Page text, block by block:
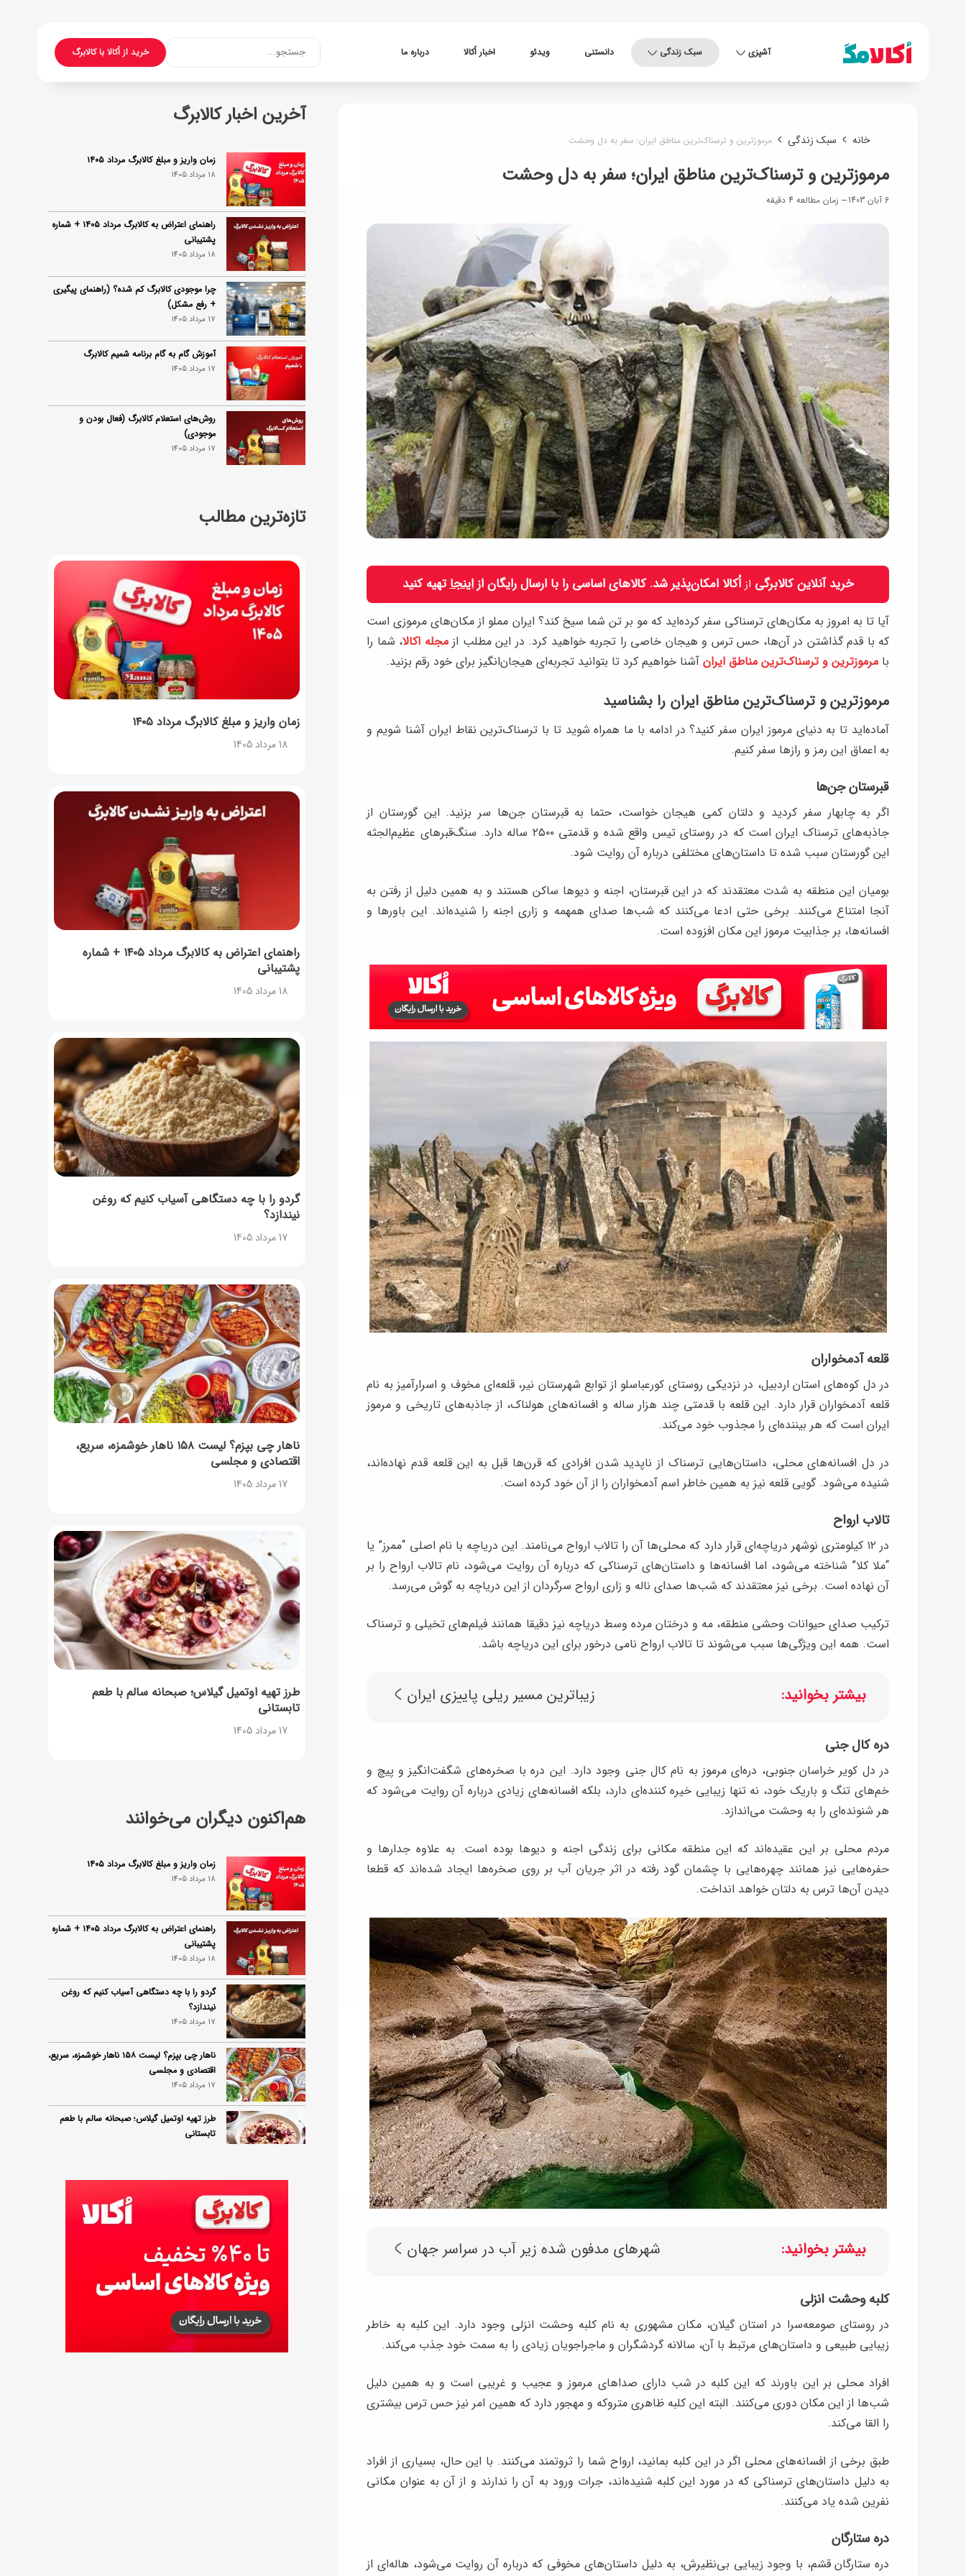
آشپزی سبک زندگی دانستنی ویدئو اخبار اُکالا درباره ما خرید از اُکالا با کالابرگجستجو...
خانه سبک زندگی مرموزترین و ترسناک‌ترین مناطق ایران؛ سفر به دل وحشت
مرموزترین و ترسناک‌ترین مناطق ایران؛ سفر به دل وحشت
6 آبان 1403 زمان مطالعه 4 دقیقه
خرید آنلاین کالابرگی ازاُکالا امکان‌پذیر شد. کالاهای اساسی را با ارسال رایگان ازاینجاتهیه کنید
آیا تا به امروز به مکان‌های ترسناکی سفر کرده‌اید که مو بر تن شما سیخ کند؟ ایران مملو از مکان‌های مرموزی است
که با قدم گذاشتن در آن‌ها، حس ترس و هیجان خاصی را تجربه خواهید کرد. در این مطلب ازمجله اکالا، شما را
با مرموزترین و ترسناک‌ترین مناطق ایران آشنا خواهیم کرد تا بتوانید تجربه‌ای هیجان‌انگیز برای خود رقم بزنید.
مرموزترین و ترسناک‌ترین مناطق ایران را بشناسید
آماده‌اید تا به دنیای مرموز ایران سفر کنید؟ در ادامه با ما همراه شوید تا با ترسناک‌ترین نقاط ایران آشنا شویم و
به اعماق این رمز و رازها سفر کنیم.
قبرستان جن‌ها
اگر به چابهار سفر کردید و دلتان کمی هیجان خواست، حتما به قبرستان جن‌ها سر بزنید. این گورستان از
جاذبه‌های ترسناک ایران است که در روستای تیس واقع شده و قدمتی ۲۵۰۰ ساله دارد. سنگ‌قبرهای عظیم‌الجثه
این گورستان سبب شده تا داستان‌های مختلفی درباره آن روایت شود.
بومیان این منطقه به شدت معتقدند که در این قبرستان، اجنه و دیوها ساکن هستند و به همین دلیل از رفتن به
آنجا امتناع می‌کنند. برخی حتی ادعا می‌کنند که شب‌ها صدای همهمه و زاری اجنه را شنیده‌اند. این باورها و
افسانه‌ها، بر جذابیت مرموز این مکان افزوده است.
قلعه آدمخواران
در دل کوه‌های استان اردبیل، در نزدیکی روستای کورعباسلو از توابع شهرستان نیر، قلعه‌ای مخوف و اسرارآمیز به نام
قلعه آدمخواران قرار دارد. این قلعه با قدمتی چند هزار ساله و افسانه‌های هولناک، از جاذبه‌های تاریخی و مرموز
ایران است که هر بیننده‌ای را مجذوب خود می‌کند.
در دل افسانه‌های محلی، داستان‌هایی ترسناک از ناپدید شدن افرادی که قرن‌ها قبل به این قلعه قدم نهاده‌اند،
شنیده می‌شود. گویی قلعه نیز به همین خاطر اسم آدمخواران را از آن خود کرده است.
تالاب ارواح
در ۱۲ کیلومتری نوشهر دریاچه‌ای قرار دارد که محلی‌ها آن را تالاب ارواح می‌نامند. این دریاچه با نام اصلی “ممرز” یا
“ملا کلا” شناخته می‌شود، اما افسانه‌ها و داستان‌های ترسناکی که درباره آن روایت می‌شود، نام تالاب ارواح را بر
آن نهاده است. برخی نیز معتقدند که شب‌ها صدای ناله و زاری ارواح سرگردان از این دریاچه به گوش می‌رسد.
ترکیب صدای حیوانات وحشی منطقه، مه و درختان مرده وسط دریاچه نیز دقیقا همانند فیلم‌های تخیلی و ترسناک
است. همه این ویژگی‌ها سبب می‌شوند تا تالاب ارواح نامی درخور برای این دریاچه باشد.
بیشتر بخوانید: زیباترین مسیر ریلی پاییزی ایران
دره کال جنی
در دل کویر خراسان جنوبی، دره‌ای مرموز به نام کال جنی وجود دارد. این دره با صخره‌های شگفت‌انگیز و پیچ و
خم‌های تنگ و باریک خود، نه تنها زیبایی خیره کننده‌ای دارد، بلکه افسانه‌های زیادی درباره آن روایت می‌شود که
هر شنونده‌ای را به وحشت می‌اندازد.
مردم محلی بر این عقیده‌اند که این منطقه مکانی برای زندگی اجنه و دیوها بوده است. به علاوه جدارها و
حفره‌هایی نیز همانند چهره‌هایی با چشمان گود رفته در اثر جریان آب بر روی صخره‌ها ایجاد شده‌اند که قطعا
دیدن آن‌ها ترس به دلتان خواهد انداخت.
بیشتر بخوانید: شهرهای مدفون شده زیر آب در سراسر جهان
کلبه وحشت انزلی
در روستای صومعه‌سرا در استان گیلان، مکان مشهوری به نام کلبه وحشت انزلی وجود دارد. این کلبه به خاطر
زیبایی طبیعی و داستان‌های مرتبط با آن، سالانه گردشگران و ماجراجویان زیادی را به سمت خود جذب می‌کند.
افراد محلی بر این باورند که این کلبه در شب دارای صداهای مرموز و عجیب و غریبی است و به همین دلیل
شب‌ها از این مکان دوری می‌کنند. البته این کلبه ظاهری متروکه و مهجور دارد که همین امر نیز حس ترس بیشتری
را القا می‌کند.
طبق برخی از افسانه‌های محلی اگر در این کلبه بمانید، ارواح شما را ثروتمند می‌کنند. با این حال، بسیاری از افراد
به دلیل داستان‌های ترسناکی که در مورد این کلبه شنیده‌اند، جرات ورود به آن را ندارند و از آن به عنوان مکانی
نفرین شده یاد می‌کنند.
دره ستارگان
دره ستارگان قشم، با وجود زیبایی بی‌نظیرش، به دلیل داستان‌های مخوفی که درباره آن روایت می‌شود، هاله‌ای از
آخرین اخبار کالابرگ
زمان واریز و مبلغ کالابرگ مرداد ۱۴۰۵
18 مرداد 1405
راهنمای اعتراض به کالابرگ مرداد ۱۴۰۵ + شماره
پشتیبانی
18 مرداد 1405
چرا موجودی کالابرگ کم شده؟ (راهنمای پیگیری
+ رفع مشکل)
17 مرداد 1405
آموزش گام به گام برنامه شمیم کالابرگ
17 مرداد 1405
روش‌های استعلام کالابرگ (فعال بودن و
موجودی)
17 مرداد 1405
تازه‌ترین مطالب
زمان واریز و مبلغ کالابرگ مرداد ۱۴۰۵
18 مرداد 1405
راهنمای اعتراض به کالابرگ مرداد ۱۴۰۵ + شماره
پشتیبانی
18 مرداد 1405
گردو را با چه دستگاهی آسیاب کنیم که روغن
نیندازد؟
17 مرداد 1405
ناهار چی بپزم؟ لیست ۱۵۸ ناهار خوشمزه، سریع،
اقتصادی و مجلسی
17 مرداد 1405
طرز تهیه اوتمیل گیلاس؛ صبحانه سالم با طعم
تابستانی
17 مرداد 1405
هم‌اکنون دیگران می‌خوانند
زمان واریز و مبلغ کالابرگ مرداد ۱۴۰۵
18 مرداد 1405
راهنمای اعتراض به کالابرگ مرداد ۱۴۰۵ + شماره
پشتیبانی
18 مرداد 1405
گردو را با چه دستگاهی آسیاب کنیم که روغن
نیندازد؟
17 مرداد 1405
ناهار چی بپزم؟ لیست ۱۵۸ ناهار خوشمزه، سریع،
اقتصادی و مجلسی
17 مرداد 1405
طرز تهیه اوتمیل گیلاس؛ صبحانه سالم با طعم
تابستانی
طرز تهیه محلبی انجیر؛ دسر خوشمزه با طعم
انجیر تازه
17 مرداد 1405
طرز تهیه سوفله لیمو؛ دسر فرانسوی پف‌دار و
خوش‌عطر فرانسوی
17 مرداد 1405
چرا موجودی کالابرگ کم شده؟ (راهنمای پیگیری
+ رفع مشکل)
17 مرداد 1405